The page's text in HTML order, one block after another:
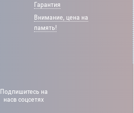
Гарантия
Внимание, цена на
память!
Подпишитесь на
насв соцсетях